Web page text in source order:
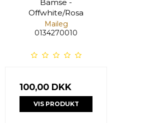
Bamse -
Offwhite/Rosa
Maileg
0134270010
100,00 DKK
VIS PRODUKT